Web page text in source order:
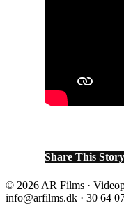
Share This
© 2026 AR Films ·
info@arfilms.dk · 30 64